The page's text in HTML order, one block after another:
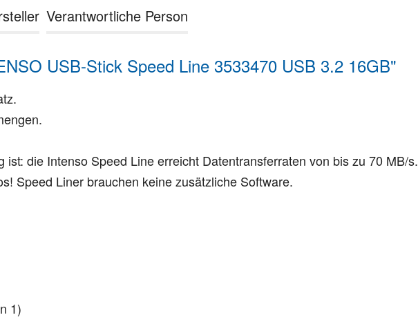
Verantwortliche Person
USB-Stick Speed Line 3533470 USB 3.2 16GB"
ist: die Intenso Speed Line erreicht Datentransferraten von bis zu 70
Speed Liner brauchen keine zusätzliche Software.
1)